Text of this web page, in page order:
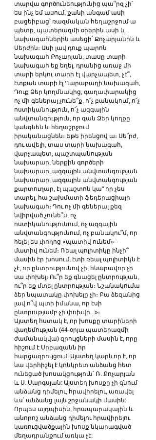
տարվա գործունեությունից պա՞րզ չի՝
ես ինչ եմ ասում, քանի անգամ ասի
բացեիբաց՝ ռազմական հեղաշրջում ա
պետք, պատերազմի օրերին ասի և
նախագահներին ասեցի՝ Քոչարյանին և
Սերժին։ Ասի լավ դուք պարոն
նախագահ Քոչարյան, տասը տարի
նախագահ եք եղել, դրանից առաջ մի
տարի երկու տարի էլ վարչապետ, չէ՞,
էտքան տարի էլ Ղարաբաղի նախագահ,
Դուք Ձեր կողմնակից, գաղափարակից
ոչ մի գեներալ չունե՞ք, ո՜չ բանակում, ո՜չ
ոստիկանություն, ո՜չ ազգային
անվտանգություն, որ գան Ձեր կողքը
կանգնեն և հեղաշրջում
իրականացնեն։ Եթե իրենցով ա։ Սե՜րժ,
դու ավելի, տաս տարի նախագահ,
վարչապետ, պաշտպանության
նախարար, ներքին գործերի
նախարար, ազգային անվտանգության
նախարար, ազգային անվտանգության
քարտուղար, էլ պաշտոն կա" որ չես
տարել, հա շախմատի ֆեդերացիայի
նախագահ։ Դու ոչ մի գեներալ քեզ
նվիրված չունե՞ս, ոչ
ոստիկանությունում, ոչ ազգային
անվտանգությունում, ոչ բանակու՞մ, որ
հելել ես փողոց «պատիվ ունեմ»–
մատիվ ունեմ։ Ռեալ պոլիտիկը ինչի՞
մասին էր խոսում, էտի ռեալ պոլիտիկն է
չէ, որ ընտրությունով չի, հնարավոր չի
սա փոխել։ Ու՞ր եք գնացել ընտրության,
ու՞ր եք մտել ընտրության։ Նշանակումա
ձեր նպատակը փոխելը չի։ Բա ձեզանից
լավ ո՞վ պտի իմանա, որ էսի
ընտրությամբ չի փոխվի...»։
Այստեղ հստակ է, որ խոսքը տարիների
վաղեմության (44-օրյա պատերազմի
ժամանակվա) զրույցների մասին է, որը
հիշում է Սրբազանն իր
հարցազրույցում: Այստեղ կարևոր է, որ
նա վերհիշել է կոնկրետ անձանց հետ
ունեցած խոսակցություն՝ Ռ. Քոչարյան
և Ս. Սարգսյան: Այստեղ խոսքը չի գնում
անձանց դիմելու, հրավիրելու, առավել
ևս՝ անձանց լայն շրջանակի մասին:
Որպես այդպիսին, հրապարակային և
անորոշ անձանց դիմելու հրավիրելու
կառուցվածքային խոսք նկարագված
մեղադրանքում առկա չէ: